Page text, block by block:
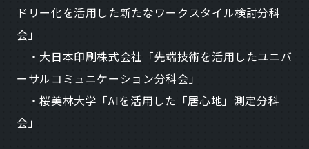
ドリー化を活用した新たなワークスタイル検討分科
会」
・大日本印刷株式会社「先端技術を活用したユニバ
ーサルコミュニケーション分科会」
・桜美林大学「AIを活用した「居心地」測定分科
会」